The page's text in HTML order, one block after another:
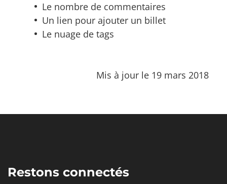
Le nombre de commentaires
Un lien pour ajouter un billet
Le nuage de tags
Mis à jour le 19 mars 2018
Restons connectés